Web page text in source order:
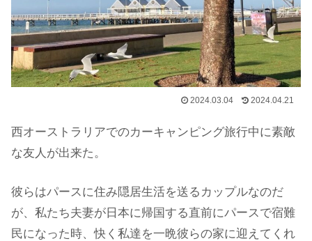
2024.03.04 2024.04.21
西オーストラリアでのカーキャンピング旅行中に素敵
な友人が出来た。
彼らはパースに住み隠居生活を送るカップルなのだ
が、私たち夫妻が日本に帰国する直前にパースで宿難
民になった時、快く私達を一晩彼らの家に迎えてくれ